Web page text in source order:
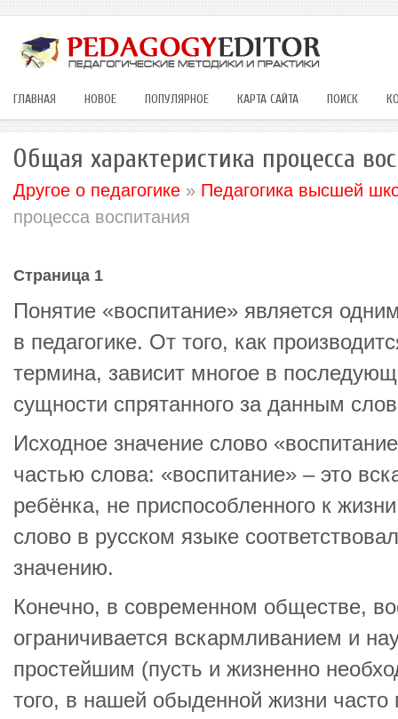
ГЛАВНАЯ НОВОЕ ПОПУЛЯРНОЕ КАРТА САЙТА ПОИСК
Общая характеристика процесса
Другое о педагогике » Педагогика высшей
процесса воспитания
Страница 1
Понятие «воспитание» является
в педагогике. От того, как
термина, зависит многое в
сущности спрятанного за данным
Исходное значение слово
частью слова: «воспитание» – это
ребёнка, не приспособленного к
слово в русском языке
значению.
Конечно, в современном обществе,
ограничивается вскармливанием и
простейшим (пусть и жизненно
того, в нашей обыденной жизни часто